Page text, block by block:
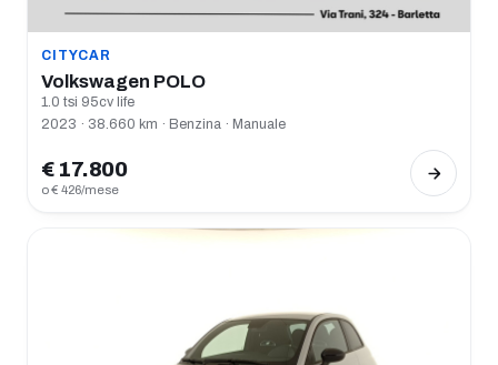
CITYCAR
Volkswagen POLO
1.0 tsi 95cv life
2023 · 38.660 km · Benzina · Manuale
€ 17.800
o € 426/mese